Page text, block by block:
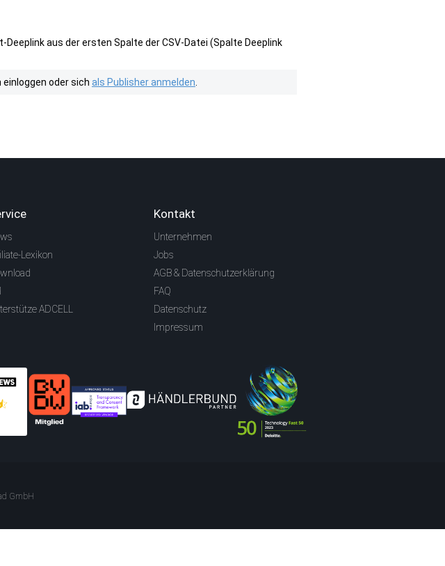
aus der ersten Spalte der CSV-Datei (Spalte Deeplink
oder sich als Publisher anmelden
Lexikon
ADCELL
Kontakt
Unternehmen
Jobs
AGB & Datenschutzerklärung
FAQ
Datenschutz
Impressum
GmbH